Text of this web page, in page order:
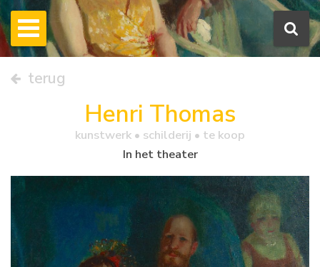
terug
Henri Thomas
kunstwerk • schilderij • te koop
In het theater